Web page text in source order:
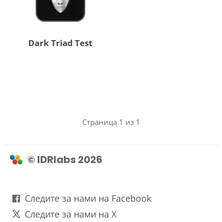
Dark Triad Test
Страница 1 из 1
© IDRlabs 2026
Следите за нами на Facebook
Следите за нами на X